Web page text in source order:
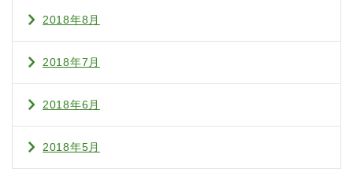
2018年8月
2018年7月
2018年6月
2018年5月